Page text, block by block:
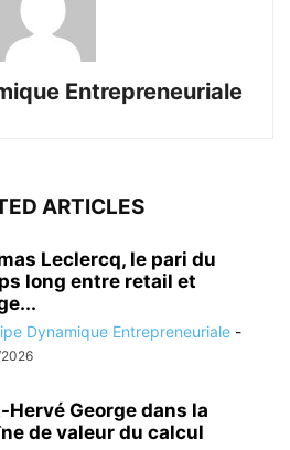
Entrepreneuriale
ARTICLES
Leclercq, le pari du
long entre retail et
Dynamique Entrepreneuriale -
Hervé George dans la
de valeur du calcul